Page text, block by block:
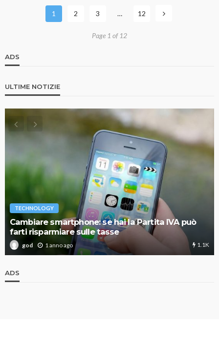
1 2 3 … 12
Page 1 of 12
ADS
ULTIME NOTIZIE
TECHNOLOGY
Cambiare smartphone: se hai la Partita IVA può
farti risparmiare sulle tasse
god 1 anno ago 1.1K
ADS